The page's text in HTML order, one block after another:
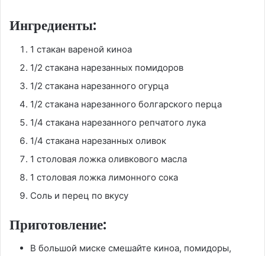
Ингредиенты:
1 стакан вареной киноа
1/2 стакана нарезанных помидоров
1/2 стакана нарезанного огурца
1/2 стакана нарезанного болгарского перца
1/4 стакана нарезанного репчатого лука
1/4 стакана нарезанных оливок
1 столовая ложка оливкового масла
1 столовая ложка лимонного сока
Соль и перец по вкусу
Приготовление:
В большой миске смешайте киноа, помидоры,